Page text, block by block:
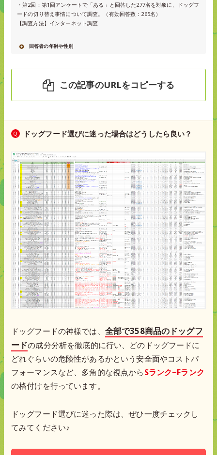
・第2回：第1回アンケートで「ある」と回答した277名を対象に、ドッグフ
ードの切り替え事情について調査。（有効回答数：265名）
【調査方法】インターネット調査
回答者の年齢や性別
この記事のURLをコピーする
ドッグフード選びに迷った場合はどうしたら良い？
ドッグフードの神様では、 全部で358商品のドッグフ
ードの成分分析を徹底的に行い、どのドッグフードに
どれぐらいの危険性があるかという安全面やコストパ
フォーマンスなど、多角的な視点からSランク~Fランク
の格付けを行っています。
ドッグフード選びに迷った際は、ぜひ一度チェックし
てみてください♪